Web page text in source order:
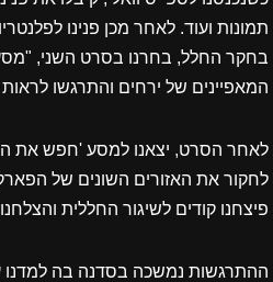
תמונות ועוד. לאחר מכן פנינו
בחקר החלל, בחרנו בסרט השני,
המאפיינים של ירחים והתרגשו
לאחר הסרט, יצאנו למסע 'חפש את
לחקור את האזורים השונים של הפארק,
פיצחנו קודים לשיגור החללית
ההתרגשות נמשכה בסדנה בה למדנו